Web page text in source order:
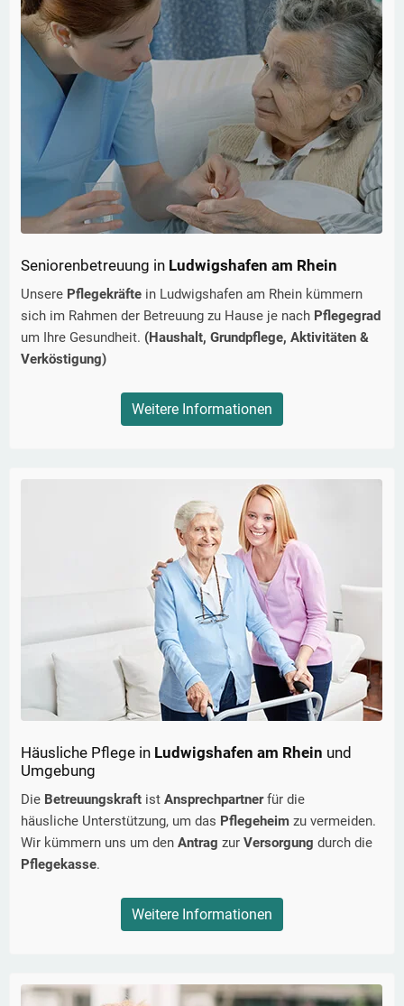
Seniorenbetreuung in Ludwigshafen am Rhein
Unsere Pflegekräfte in Ludwigshafen am Rhein kümmern
sich im Rahmen der Betreuung zu Hause je nach Pflegegrad
um Ihre Gesundheit. (Haushalt, Grundpflege, Aktivitäten &
Verköstigung)
Weitere Informationen
Häusliche Pflege in Ludwigshafen am Rhein und
Umgebung
Die Betreuungskraft ist Ansprechpartnerfür die
häusliche Unterstützung, um das Pflegeheim zu vermeiden.
Wir kümmern uns um den Antrag zur Versorgung durch die
Pflegekasse.
Weitere Informationen